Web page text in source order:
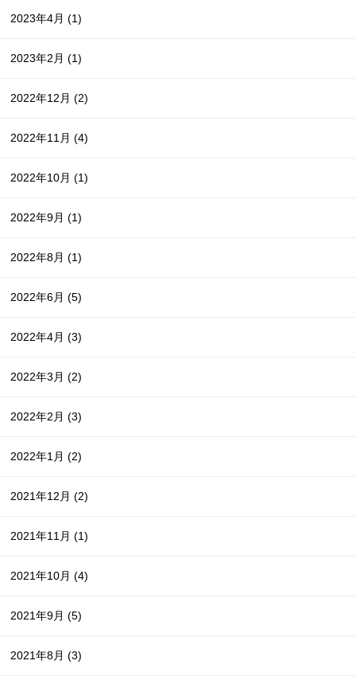
2023年4月(1)
2023年2月(1)
2022年12月(2)
2022年11月(4)
2022年10月(1)
2022年9月(1)
2022年8月(1)
2022年6月(5)
2022年4月(3)
2022年3月(2)
2022年2月(3)
2022年1月(2)
2021年12月(2)
2021年11月(1)
2021年10月(4)
2021年9月(5)
2021年8月(3)